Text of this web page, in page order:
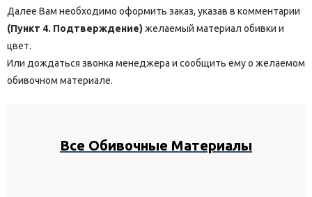
Далее Вам необходимо оформить заказ, указав в комментарии
(Пункт 4. Подтверждение) желаемый материал обивки и
цвет.
Или дождаться звонка менеджера и сообщить ему о желаемом
обивочном материале.
Все Обивочные Материалы